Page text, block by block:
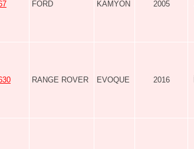
FORD KAMYON 2005
RANGE ROVER EVOQUE 2016